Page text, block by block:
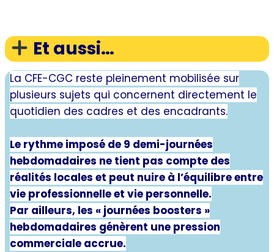
Et aussi…
La CFE-CGC reste pleinement mobilisée sur
plusieurs sujets qui concernent directement le
quotidien des cadres et des encadrants.
Le rythme imposé de 9 demi-journées
hebdomadaires ne tient pas compte des
réalités locales et peut nuire à l’équilibre entre
vie professionnelle et vie personnelle.
Par ailleurs, les « journées boosters »
hebdomadaires génèrent une pression
commerciale accrue.